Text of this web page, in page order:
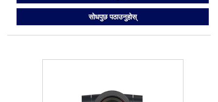
सोधपुछ पठाउनुहोस्